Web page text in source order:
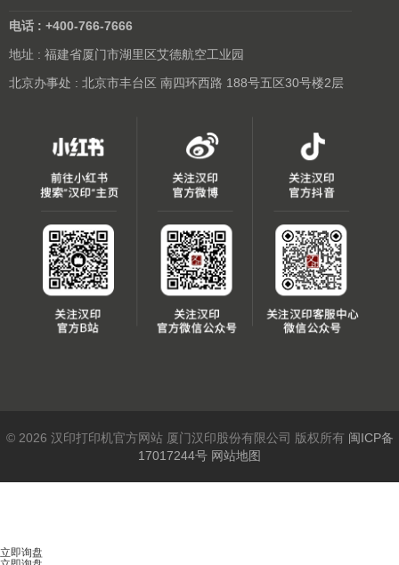
电话 : +400-766-7666
地址 : 福建省厦门市湖里区艾德航空工业园
北京办事处 : 北京市丰台区 南四环西路 188号五区30号楼2层
© 2026 汉印打印机官方网站 厦门汉印股份有限公司 版权所有 闽ICP备
17017244号 网站地图
立即询盘